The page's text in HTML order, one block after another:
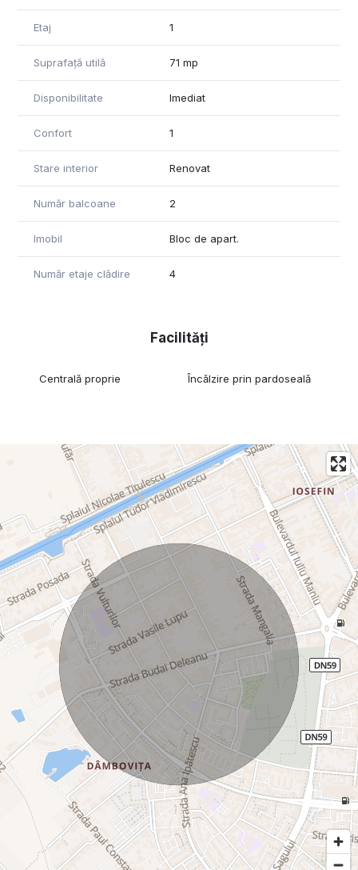
Etaj 1
Suprafață utilă 71 mp
Disponibilitate Imediat
Confort 1
Stare interior Renovat
Număr balcoane 2
Imobil Bloc de apart.
Număr etaje clădire 4
Facilități
Centrală proprie Încălzire prin pardoseală